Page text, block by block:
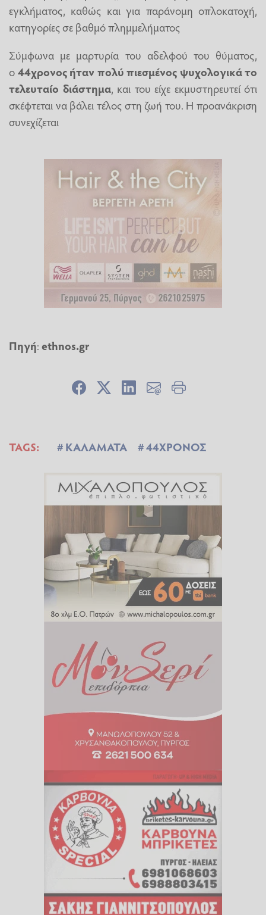
εγκλήματος, καθώς και για παράνομη οπλοκατοχή,
κατηγορίες σε βαθμό πλημμελήματος
Σύμφωνα με μαρτυρία του αδελφού του θύματος,
ο44χρονος ήταν πολύ πιεσμένος ψυχολογικά το
τελευταίο διάστημα, και του είχε εκμυστηρευτεί ότι
σκέφτεται να βάλει τέλος στη ζωή του. Η προανάκριση
συνεχίζεται
Πηγή:ethnos.gr
TAGS: ΚΑΛΑΜΑΤΑ 44ΧΡΟΝΟΣ